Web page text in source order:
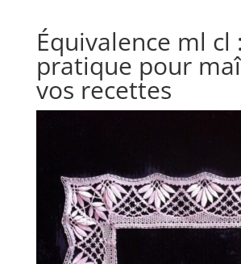
Équivalence ml cl
pratique pour
vos recettes